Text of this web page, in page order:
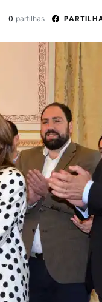
0 partilhas